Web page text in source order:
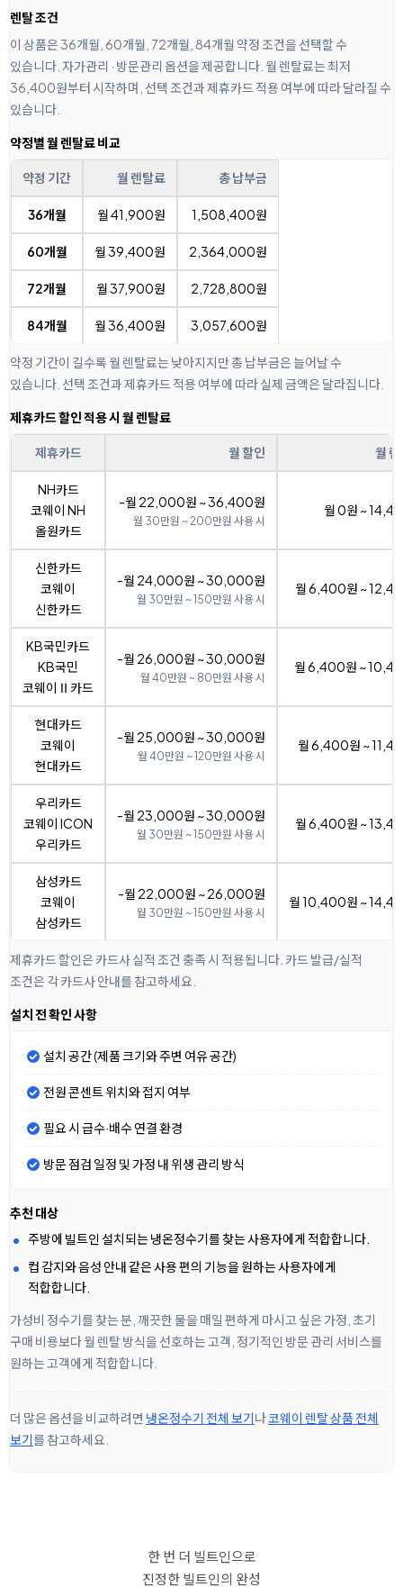
렌탈 조건
이 상품은 36개월, 60개월, 72개월, 84개월 약정 조건을 선택할 수
있습니다. 자가관리 · 방문관리 옵션을 제공합니다. 월 렌탈료는 최저
36,400원부터 시작하며, 선택 조건과 제휴카드 적용 여부에 따라 달라질 수
있습니다.
약정별 월 렌탈료 비교
약정 기간 월 렌탈료 총 납부금
36개월 월 41,900원 1,508,400원
60개월 월 39,400원 2,364,000원
72개월 월 37,900원 2,728,800원
84개월 월 36,400원 3,057,600원
약정 기간이 길수록 월 렌탈료는 낮아지지만 총 납부금은 늘어날 수
있습니다. 선택 조건과 제휴카드 적용 여부에 따라 실제 금액은 달라집니다.
제휴카드 할인 적용 시 월 렌탈료
제휴카드 월 할인 월
NH카드
코웨이 NH
올원카드
-월 22,000원 ~ 36,400원
월 30만원 ~ 200만원 사용 시
월 0원 ~
신한카드
코웨이
신한카드
-월 24,000원 ~ 30,000원
월 30만원 ~ 150만원 사용 시
월 6,400원 ~
KB국민카드
KB국민
코웨이Ⅱ카드
-월 26,000원 ~ 30,000원
월 40만원 ~ 80만원 사용 시
월 6,400원 ~
현대카드
코웨이
현대카드
-월 25,000원 ~ 30,000원
월 40만원 ~ 120만원 사용 시
월 6,400원 ~
우리카드
코웨이 ICON
우리카드
-월 23,000원 ~ 30,000원
월 30만원 ~ 150만원 사용 시
월 6,400원 ~
삼성카드
코웨이
삼성카드
-월 22,000원 ~ 26,000원
월 30만원 ~ 150만원 사용 시
월 10,400원 ~
제휴카드 할인은 카드사 실적 조건 충족 시 적용됩니다. 카드 발급/실적
조건은 각 카드사 안내를 참고하세요.
설치 전 확인 사항
설치 공간 (제품 크기와 주변 여유 공간)
전원 콘센트 위치와 접지 여부
필요 시 급수·배수 연결 환경
방문 점검 일정 및 가정 내 위생 관리 방식
추천 대상
주방에 빌트인 설치되는 냉온정수기를 찾는 사용자에게 적합합니다.
컵 감지와 음성 안내 같은 사용 편의 기능을 원하는 사용자에게
적합합니다.
가성비 정수기를 찾는 분, 깨끗한 물을 매일 편하게 마시고 싶은 가정, 초기
구매 비용보다 월 렌탈 방식을 선호하는 고객, 정기적인 방문 관리 서비스를
원하는 고객에게 적합합니다.
더 많은 옵션을 비교하려면 냉온정수기 전체 보기나코웨이 렌탈 상품 전체
보기를 참고하세요.
한 번 더 빌트인으로
진정한 빌트인의 완성